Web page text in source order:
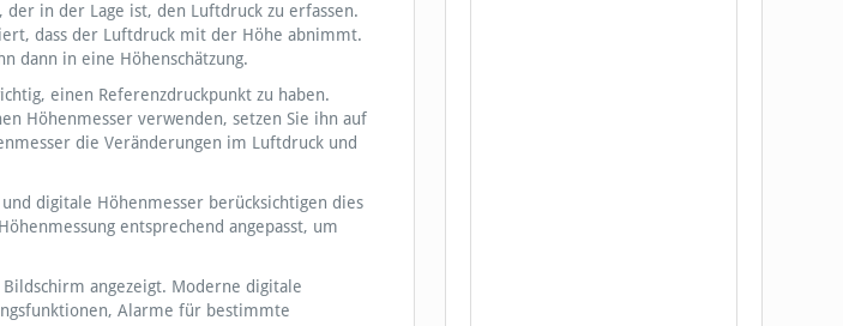
in der Lage ist, den Luftdruck zu erfassen.
dass der Luftdruck mit der Höhe abnimmt.
dann in eine Höhenschätzung.
einen Referenzdruckpunkt zu haben.
Höhenmesser verwenden, setzen Sie ihn auf
die Veränderungen im Luftdruck und
digitale Höhenmesser berücksichtigen dies
entsprechend angepasst, um
angezeigt. Moderne digitale
Alarme für bestimmte